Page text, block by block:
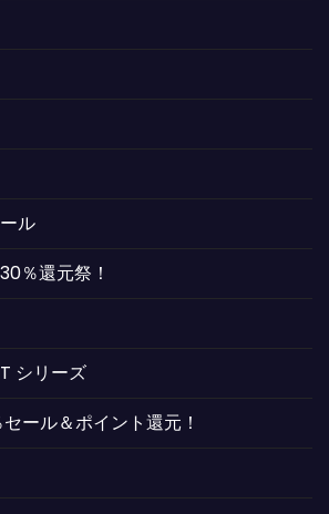
ル
％還元祭！
シリーズ
ール＆ポイント還元！